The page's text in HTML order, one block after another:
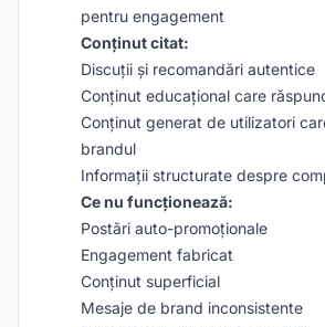
pentru engagement
Conținut citat:
Discuții și recomandări autentice
Conținut educațional care
Conținut generat de utilizatori
brandul
Informații structurate despre
Ce nu funcționează:
Postări auto-promoționale
Engagement fabricat
Conținut superficial
Mesaje de brand inconsistente